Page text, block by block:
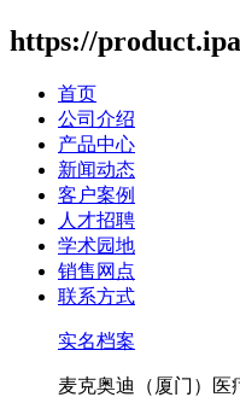
https://
首页
公司介绍
产品中心
新闻动态
客户案例
人才招聘
学术园地
销售网点
联系方式
实名档案
麦克奥迪（厦门）医